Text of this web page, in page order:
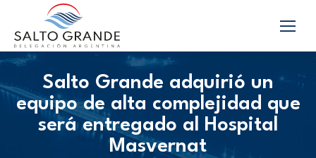
Salto Grande adquirió un
equipo de alta complejidad que
será entregado al Hospital
Masvernat